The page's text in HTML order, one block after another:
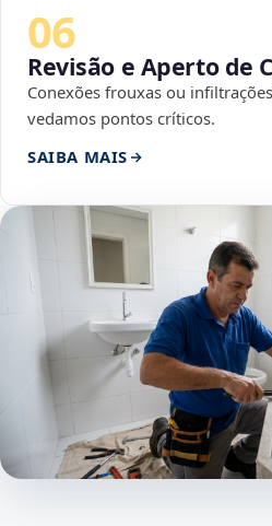
06
Revisão e Aperto de
Conexões frouxas ou
vedamos pontos críticos.
SAIBA MAIS